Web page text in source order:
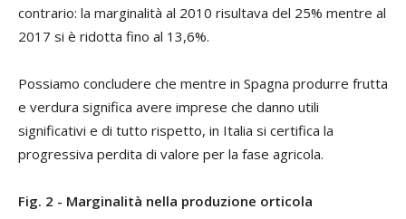
contrario: la marginalità al 2010 risultava del 25% mentre al
2017 si è ridotta fino al 13,6%.
Possiamo concludere che mentre in Spagna produrre frutta
e verdura significa avere imprese che danno utili
significativi e di tutto rispetto, in Italia si certifica la
progressiva perdita di valore per la fase agricola.
Fig. 2 - Marginalità nella produzione orticola